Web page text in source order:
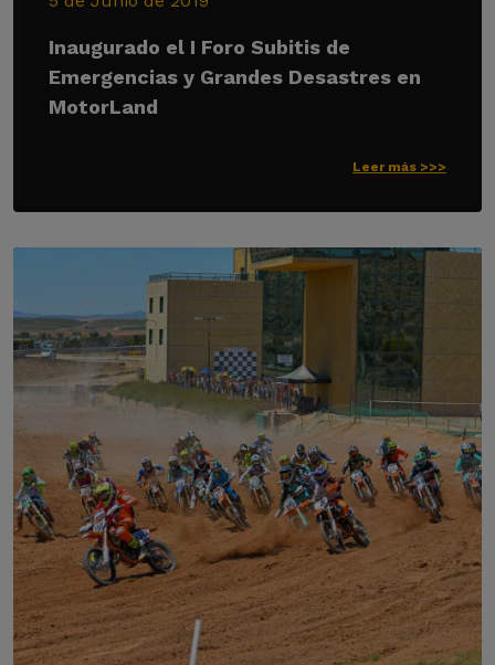
Inaugurado el I Foro Subitis de
Emergencias y Grandes Desastres en
MotorLand
Leer más >>>